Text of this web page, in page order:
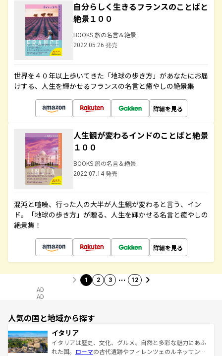
自分らしく生きるフランスのことばと
絶景１００
BOOKS 旅の名言＆絶景
2022.05.26 発売
世界を４０年以上歩いてきた「地球の歩き方」があなたにお届
けする、人生を輝かせるフランスの名言と癒やしの絶景集
詳細を見る
人生観が変わるインドのことばと絶景
１００
BOOKS 旅の名言＆絶景
2022.07.14 発売
混沌と喧噪、行った人の大半が人生観が変わると言う、イン
ド。「地球の歩き方」が贈る、人生を輝かせる名言と癒やしの
絶景集！
詳細を見る
1 2 3 … 12
AD
AD
人気の国と地域から探す
イタリア
イタリアは歴史、文化、グルメ、自然と多彩な魅力にあふ
れた国。 ローマの古代遺跡やフィレンツェのルネッサンス